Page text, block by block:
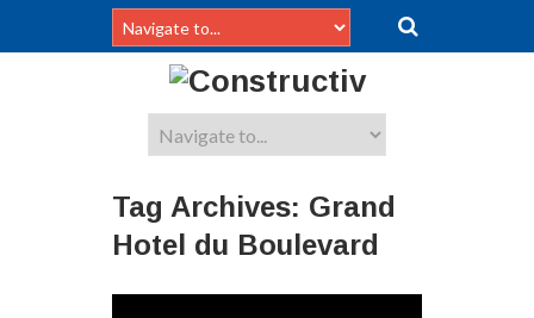
Tag Archives: Grand
Hotel du Boulevard